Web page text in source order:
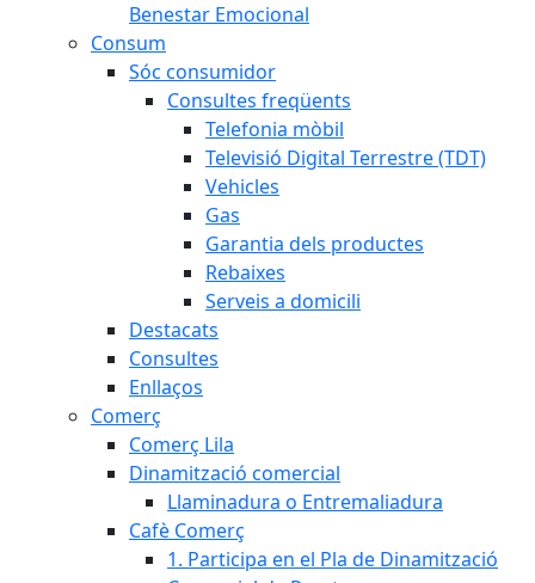
Benestar Emocional
Consum
Sóc consumidor
Consultes freqüents
Telefonia mòbil
Televisió Digital Terrestre (TDT)
Vehicles
Gas
Garantia dels productes
Rebaixes
Serveis a domicili
Destacats
Consultes
Enllaços
Comerç
Comerç Lila
Dinamització comercial
Llaminadura o Entremaliadura
Cafè Comerç
1. Participa en el Pla de Dinamització